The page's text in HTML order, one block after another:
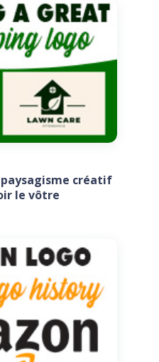
paysagisme créatif
le vôtre